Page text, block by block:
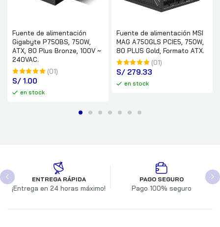
Fuente de alimentación
Gigabyte P750BS, 750W,
ATX, 80 Plus Bronze, 100V ~
240VAC.
(01)
S/ 1.00
en stock
Fuente de alimentación MSI
MAG A750GLS PCIE5, 750W,
80 PLUS Gold, Formato ATX.
(01)
S/ 279.33
en stock
ENTREGA RÁPIDA
¡Entrega en 24 horas máximo!
PAGO SEGURO
Pago 100% seguro